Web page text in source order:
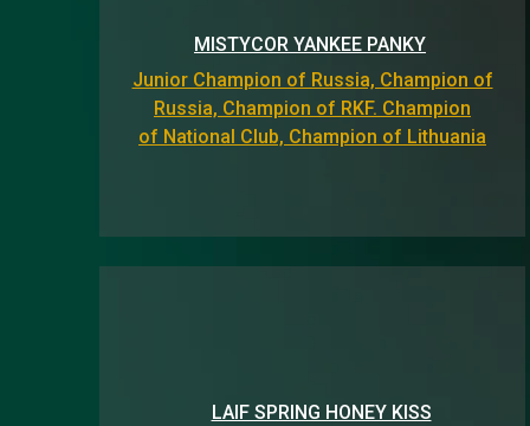
MISTYCOR YANKEE PANKY
LAIF SPRING HONEY KISS
Junior Champion of Russia, Champion of
Russia, Champion of RKF. Champion
of National Club, Champion of Lithuania